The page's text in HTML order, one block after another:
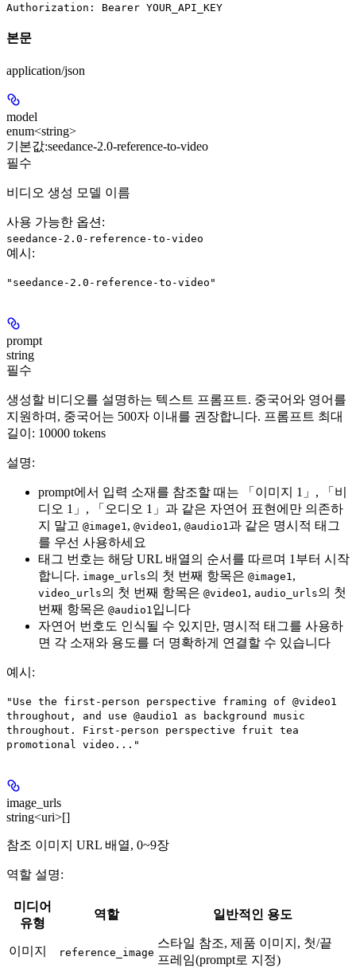
Authorization: Bearer YOUR_API_KEY
본문
application/json
model
enum<string>
기본값:seedance-2.0-reference-to-video
필수
비디오 생성 모델 이름
사용 가능한 옵션:
seedance-2.0-reference-to-video
예시 :
"seedance-2.0-reference-to-video"
prompt
string
필수
생성할 비디오를 설명하는 텍스트 프롬프트. 중국어와 영어를
지원하며, 중국어는 500자 이내를 권장합니다. 프롬프트 최대
길이: 10000 tokens
설명:
prompt에서 입력 소재를 참조할 때는 「이미지 1」, 「비
디오 1」, 「오디오 1」과 같은 자연어 표현에만 의존하
지 말고 @image1, @video1, @audio1과 같은 명시적 태그
를 우선 사용하세요
태그 번호는 해당 URL 배열의 순서를 따르며 1부터 시작
합니다. image_urls의 첫 번째 항목은 @image1,
video_urls의 첫 번째 항목은 @video1, audio_urls의 첫
번째 항목은 @audio1입니다
자연어 번호도 인식될 수 있지만, 명시적 태그를 사용하
면 각 소재와 용도를 더 명확하게 연결할 수 있습니다
예시 :
"Use the first-person perspective framing of @video1
throughout, and use @audio1 as background music
throughout. First-person perspective fruit tea
promotional video..."
image_urls
string<uri>[]
참조 이미지 URL 배열, 0~9장
역할 설명:
미디어
유형
역할 일반적인 용도
이미지 reference_image
스타일 참조, 제품 이미지, 첫/끝
프레임(prompt로 지정)